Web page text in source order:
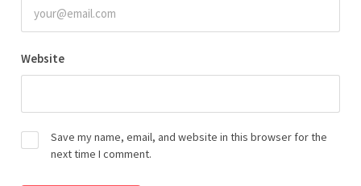
Website
Save my name, email, and website in this browser for the
next time I comment.